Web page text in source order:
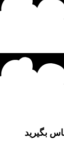
بگیرید